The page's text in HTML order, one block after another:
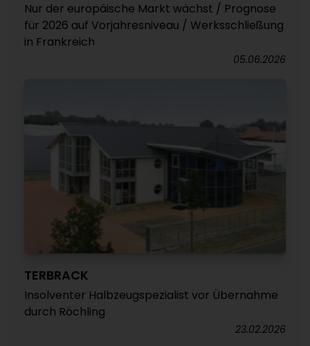
Nur der europäische Markt wächst / Prognose
für 2026 auf Vorjahresniveau / Werksschließung
in Frankreich
05.06.2026
TERBRACK
Insolventer Halbzeugspezialist vor Übernahme
durch Röchling
23.02.2026